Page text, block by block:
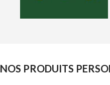
NOS PRODUITS